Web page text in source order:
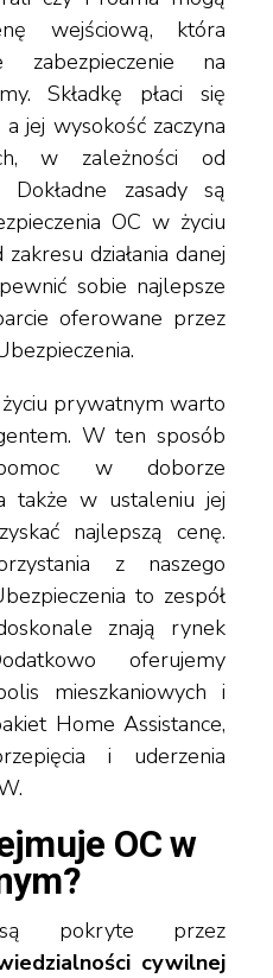
wejściową, która
zabezpieczenie na
Składkę płaci się
jej wysokość zaczyna
w zależności od
zasady są
OC w życiu
działania danej
sobie najlepsze
oferowane przez
prywatnym warto
W ten sposób
w doborze
także w ustaleniu jej
najlepszą cenę.
z naszego
to zespół
znają rynek
oferujemy
mieszkaniowych i
Home Assistance,
i uderzenia
OC w
pokryte przez
cywilnej